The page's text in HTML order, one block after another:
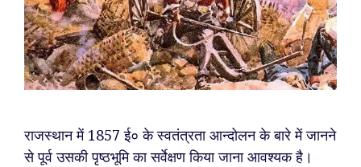
राजस्थान में 1857 ई० के स्वतंत्रता आन्दोलन के बारे में जानने
से पूर्व उसकी पृष्ठभूमि का सर्वेक्षण किया जाना आवश्यक है।